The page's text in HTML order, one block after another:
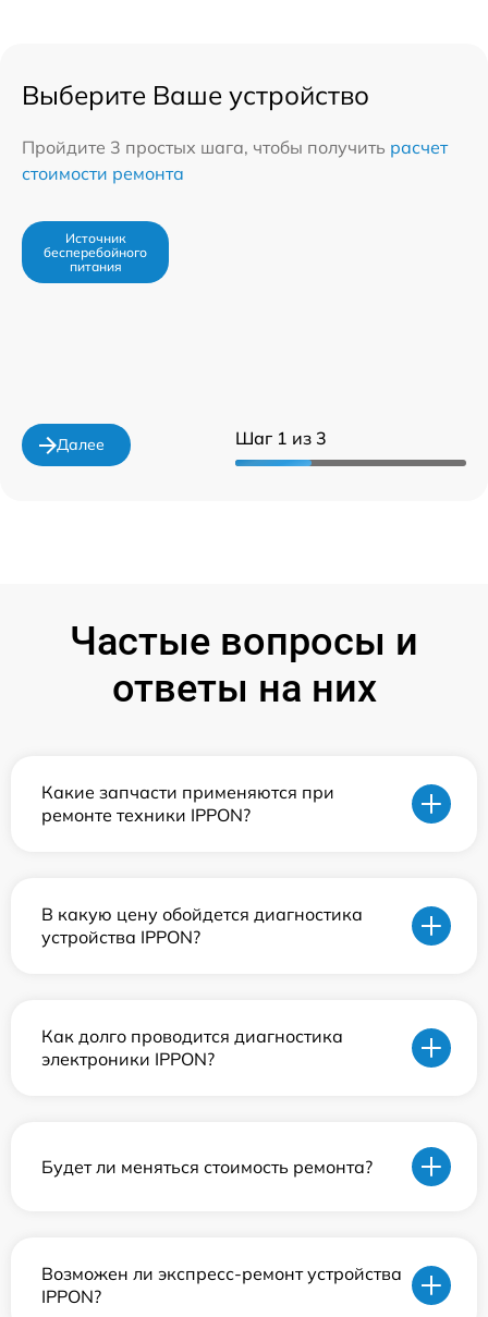
Шаг 1 из 3
Выберите Ваше устройство
Пройдите 3 простых шага, чтобы получить расчет
стоимости ремонта
Источник
бесперебойного
питания
Далее
Частые вопросы и
ответы на них
Какие запчасти применяются при
ремонте техники IPPON?
В какую цену обойдется диагностика
устройства IPPON?
Как долго проводится диагностика
электроники IPPON?
Будет ли меняться стоимость ремонта?
Возможен ли экспресс-ремонт устройства
IPPON?